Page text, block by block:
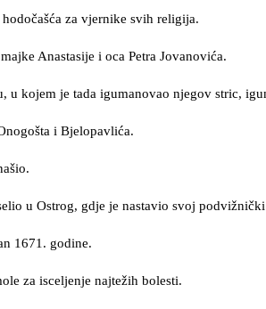
za vjernike svih religija.
Anastasije i oca Petra Jovanovića.
kojem je tada igumanovao njegov stric,
i Bjelopavlića.
u Ostrog, gdje je nastavio svoj
1671. godine.
za isceljenje najtežih bolesti.